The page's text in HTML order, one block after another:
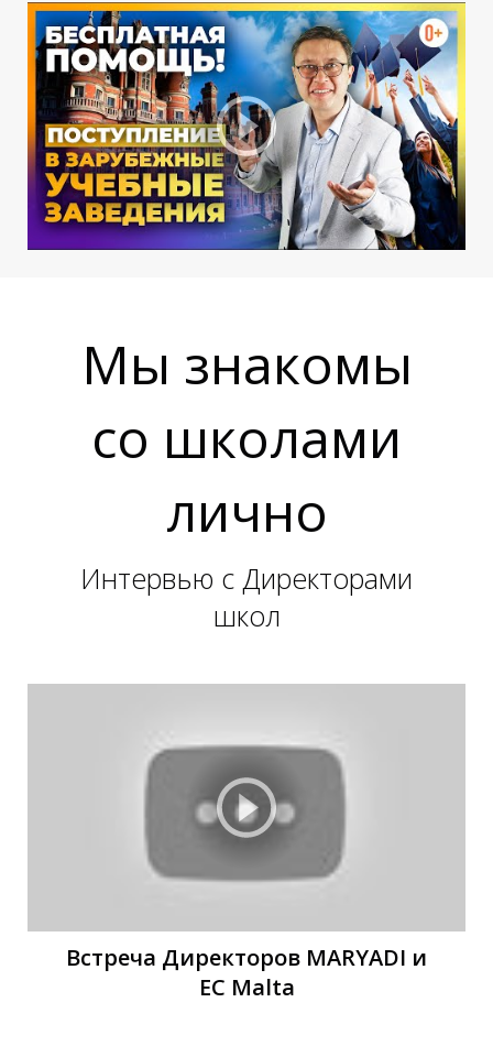
Н
Т
Д
А
Мы знакомы
со школами
лично
Интервью с Директорами
школ
Встреча Директоров MARYADI и
EC Malta